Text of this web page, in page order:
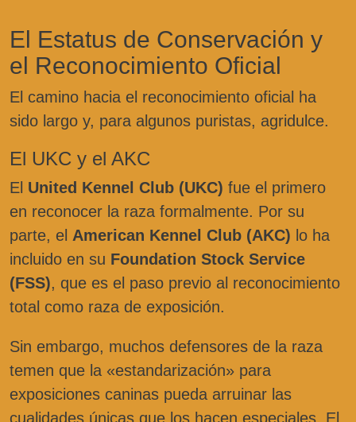
El Estatus de Conservación y
el Reconocimiento Oficial
El camino hacia el reconocimiento oficial ha
sido largo y, para algunos puristas, agridulce.
El UKC y el AKC
El United Kennel Club (UKC) fue el primero
en reconocer la raza formalmente. Por su
parte, el American Kennel Club (AKC) lo ha
incluido en su Foundation Stock Service
(FSS), que es el paso previo al reconocimiento
total como raza de exposición.
Sin embargo, muchos defensores de la raza
temen que la «estandarización» para
exposiciones caninas pueda arruinar las
cualidades únicas que los hacen especiales. El